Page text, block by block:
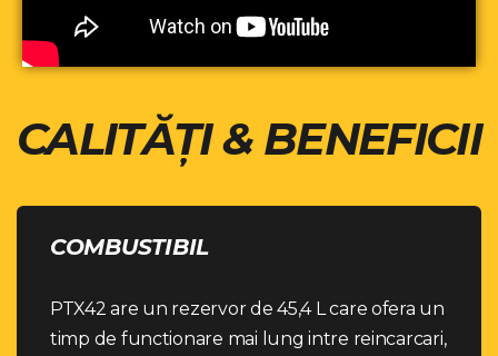
CALITĂȚI & BENEFICII
COMBUSTIBIL
PTX42 are un rezervor de 45,4 L care ofera un
timp de functionare mai lung intre reincarcari,